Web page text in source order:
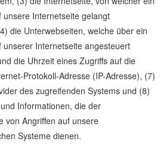
Internetseite gelangt
die Unterwebseiten, welche über ein
Internetseite angesteuert
die Uhrzeit eines Zugriffs auf die
Protokoll-Adresse (IP-Adresse), (7)
des zugreifenden Systems und (8)
Informationen, die der
von Angriffen auf unsere
Systeme dienen.